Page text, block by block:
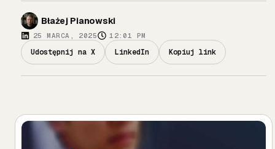
Błażej Pianowski
25 MARCA, 2025 12:01 PM
Udostępnij na X LinkedIn Kopiuj link